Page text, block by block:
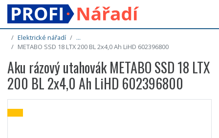
Elektrické nářadí
...
METABO SSD 18 LTX 200 BL 2x4,0 Ah LiHD 602396800
Aku rázový utahovák METABO SSD 18 LTX
200 BL 2x4,0 Ah LiHD 602396800